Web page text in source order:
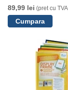
89,99 lei (pret cu